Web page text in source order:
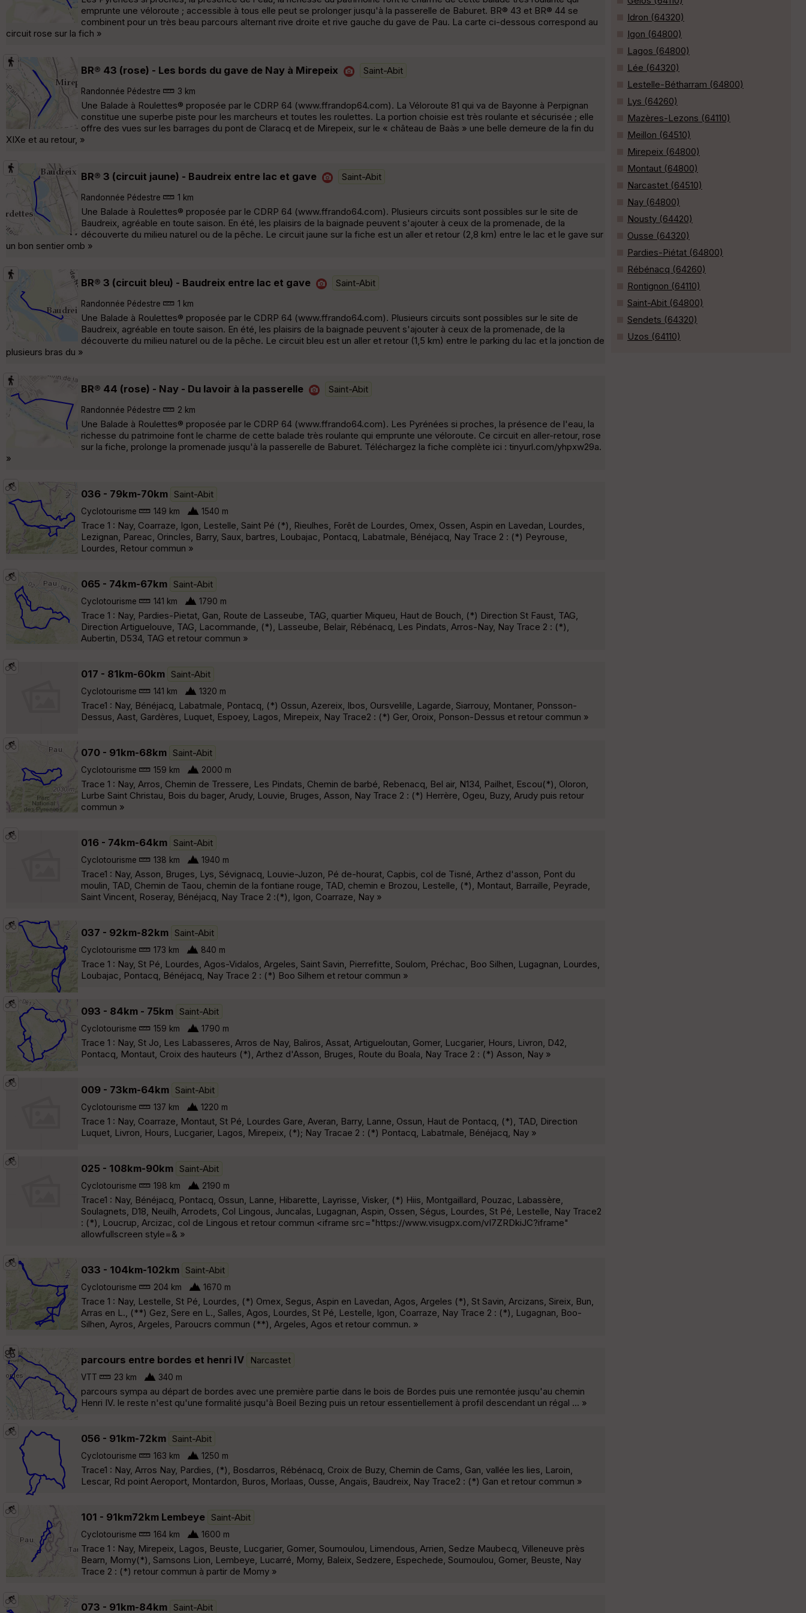
emprunte une véloroute ; accessible à tous elle peut se prolonger jusqu'à la passerelle de Baburet. BR® 43 et BR® 44 se
combinent pour un très beau parcours alternant rive droite et rive gauche du gave de Pau. La carte ci-dessous correspond au
circuit rose sur la fich »
BR® 43 (rose) - Les bords du gave de Nay à Mirepeix Saint-Abit
Randonnée Pédestre 3 km
Une Balade à Roulettes® proposée par le CDRP 64 (www.ffrandop64.com). La Véloroute 81 qui va de Bayonne à Perpignan
constitue une superbe piste pour les marcheurs et toutes les roulettes. La portion choisie est très roulante et sécurisée ; elle
offre des vues sur les barrages du pont de Claracq et de Mirepeix, sur le « château de Baàs » une belle demeure de la fin du
XIXe et au retour, »
BR® 3 (circuit jaune) - Baudreix entre lac et gave Saint-Abit
Randonnée Pédestre 1 km
Une Balade à Roulettes® proposée par le CDRP 64 (www.ffrando64.com). Plusieurs circuits sont possibles sur le site de
Baudreix, agréable en toute saison. En été, les plaisirs de la baignade peuvent s'ajouter à ceux de la promenade, de la
découverte du milieu naturel ou de la pêche. Le circuit jaune sur la fiche est un aller et retour (2,8 km) entre le lac et le gave sur
un bon sentier omb »
BR® 3 (circuit bleu) - Baudreix entre lac et gave Saint-Abit
Randonnée Pédestre 1 km
Une Balade à Roulettes® proposée par le CDRP 64 (www.ffrando64.com). Plusieurs circuits sont possibles sur le site de
Baudreix, agréable en toute saison. En été, les plaisirs de la baignade peuvent s'ajouter à ceux de la promenade, de la
découverte du milieu naturel ou de la pêche. Le circuit bleu est un aller et retour (1,5 km) entre le parking du lac et la jonction de
plusieurs bras du »
BR® 44 (rose) - Nay - Du lavoir à la passerelle Saint-Abit
Randonnée Pédestre 2 km
Une Balade à Roulettes® proposée par le CDRP 64 (www.ffrando64.com). Les Pyrénées si proches, la présence de l'eau, la
richesse du patrimoine font le charme de cette balade très roulante qui emprunte une véloroute. Ce circuit en aller-retour, rose
sur la fiche, prolonge la promenade jusqu'à la passerelle de Baburet. Téléchargez la fiche complète ici : tinyurl.com/yhpxw29a.
»
036 - 79km-70km Saint-Abit
Cyclotourisme 149 km 1540 m
Trace 1 : Nay, Coarraze, Igon, Lestelle, Saint Pé (*), Rieulhes, Forêt de Lourdes, Omex, Ossen, Aspin en Lavedan, Lourdes,
Lezignan, Pareac, Orincles, Barry, Saux, bartres, Loubajac, Pontacq, Labatmale, Bénéjacq, Nay Trace 2 : (*) Peyrouse,
Lourdes, Retour commun »
065 - 74km-67km Saint-Abit
Cyclotourisme 141 km 1790 m
Trace 1 : Nay, Pardies-Pietat, Gan, Route de Lasseube, TAG, quartier Miqueu, Haut de Bouch, (*) Direction St Faust, TAG,
Direction Artiguelouve, TAG, Lacommande, (*), Lasseube, Belair, Rébénacq, Les Pindats, Arros-Nay, Nay Trace 2 : (*),
Aubertin, D534, TAG et retour commun »
017 - 81km-60km Saint-Abit
Cyclotourisme 141 km 1320 m
Trace1 : Nay, Bénéjacq, Labatmale, Pontacq, (*) Ossun, Azereix, Ibos, Oursvelille, Lagarde, Siarrouy, Montaner, Ponsson-
Dessus, Aast, Gardères, Luquet, Espoey, Lagos, Mirepeix, Nay Trace2 : (*) Ger, Oroix, Ponson-Dessus et retour commun »
070 - 91km-68km Saint-Abit
Cyclotourisme 159 km 2000 m
Trace 1 : Nay, Arros, Chemin de Tressere, Les Pindats, Chemin de barbé, Rebenacq, Bel air, N134, Pailhet, Escou(*), Oloron,
Lurbe Saint Christau, Bois du bager, Arudy, Louvie, Bruges, Asson, Nay Trace 2 : (*) Herrère, Ogeu, Buzy, Arudy puis retour
commun »
016 - 74km-64km Saint-Abit
Cyclotourisme 138 km 1940 m
Trace1 : Nay, Asson, Bruges, Lys, Sévignacq, Louvie-Juzon, Pé de-hourat, Capbis, col de Tisné, Arthez d'asson, Pont du
moulin, TAD, Chemin de Taou, chemin de la fontiane rouge, TAD, chemin e Brozou, Lestelle, (*), Montaut, Barraille, Peyrade,
Saint Vincent, Roseray, Bénéjacq, Nay Trace 2 :(*), Igon, Coarraze, Nay »
037 - 92km-82km Saint-Abit
Cyclotourisme 173 km 840 m
Trace 1 : Nay, St Pé, Lourdes, Agos-Vidalos, Argeles, Saint Savin, Pierrefitte, Soulom, Préchac, Boo Silhen, Lugagnan, Lourdes,
Loubajac, Pontacq, Bénéjacq, Nay Trace 2 : (*) Boo Silhem et retour commun »
093 - 84km - 75km Saint-Abit
Cyclotourisme 159 km 1790 m
Trace 1 : Nay, St Jo, Les Labasseres, Arros de Nay, Baliros, Assat, Artigueloutan, Gomer, Lucgarier, Hours, Livron, D42,
Pontacq, Montaut, Croix des hauteurs (*), Arthez d'Asson, Bruges, Route du Boala, Nay Trace 2 : (*) Asson, Nay »
009 - 73km-64km Saint-Abit
Cyclotourisme 137 km 1220 m
Trace 1 : Nay, Coarraze, Montaut, St Pé, Lourdes Gare, Averan, Barry, Lanne, Ossun, Haut de Pontacq, (*), TAD, Direction
Luquet, Livron, Hours, Lucgarier, Lagos, Mirepeix, (*); Nay Tracae 2 : (*) Pontacq, Labatmale, Bénéjacq, Nay »
025 - 108km-90km Saint-Abit
Cyclotourisme 198 km 2190 m
Trace1 : Nay, Bénéjacq, Pontacq, Ossun, Lanne, Hibarette, Layrisse, Visker, (*) Hiis, Montgaillard, Pouzac, Labassère,
Soulagnets, D18, Neuilh, Arrodets, Col Lingous, Juncalas, Lugagnan, Aspin, Ossen, Ségus, Lourdes, St Pé, Lestelle, Nay Trace2
: (*), Loucrup, Arcizac, col de Lingous et retour commun <iframe src="https://www.visugpx.com/vI7ZRDkiJC?iframe"
allowfullscreen style=& »
033 - 104km-102km Saint-Abit
Cyclotourisme 204 km 1670 m
Trace 1 : Nay, Lestelle, St Pé, Lourdes, (*) Omex, Segus, Aspin en Lavedan, Agos, Argeles (*), St Savin, Arcizans, Sireix, Bun,
Arras en L., (**) Gez, Sere en L., Salles, Agos, Lourdes, St Pé, Lestelle, Igon, Coarraze, Nay Trace 2 : (*), Lugagnan, Boo-
Silhen, Ayros, Argeles, Paroucrs commun (**), Argeles, Agos et retour commun. »
parcours entre bordes et henri IV Narcastet
VTT 23 km 340 m
parcours sympa au départ de bordes avec une première partie dans le bois de Bordes puis une remontée jusqu'au chemin
Henri IV. le reste n'est qu'une formalité jusqu'à Boeil Bezing puis un retour essentiellement à profil descendant un régal ... »
056 - 91km-72km Saint-Abit
Cyclotourisme 163 km 1250 m
Trace1 : Nay, Arros Nay, Pardies, (*), Bosdarros, Rébénacq, Croix de Buzy, Chemin de Cams, Gan, vallée les lies, Laroin,
Lescar, Rd point Aeroport, Montardon, Buros, Morlaas, Ousse, Angaïs, Baudreix, Nay Trace2 : (*) Gan et retour commun »
101 - 91km72km Lembeye Saint-Abit
Cyclotourisme 164 km 1600 m
Trace 1 : Nay, Mirepeix, Lagos, Beuste, Lucgarier, Gomer, Soumoulou, Limendous, Arrien, Sedze Maubecq, Villeneuve près
Bearn, Momy(*), Samsons Lion, Lembeye, Lucarré, Momy, Baleix, Sedzere, Espechede, Soumoulou, Gomer, Beuste, Nay
Trace 2 : (*) retour commun à partir de Momy »
073 - 91km-84km Saint-Abit
Idron (64320)
Igon (64800)
Lagos (64800)
Lée (64320)
Lestelle-Bétharram (64800)
Lys (64260)
Mazères-Lezons (64110)
Meillon (64510)
Mirepeix (64800)
Montaut (64800)
Narcastet (64510)
Nay (64800)
Nousty (64420)
Ousse (64320)
Pardies-Piétat (64800)
Rébénacq (64260)
Rontignon (64110)
Saint-Abit (64800)
Sendets (64320)
Uzos (64110)